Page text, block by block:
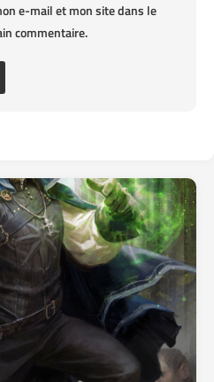
e-mail et mon site dans le
commentaire.